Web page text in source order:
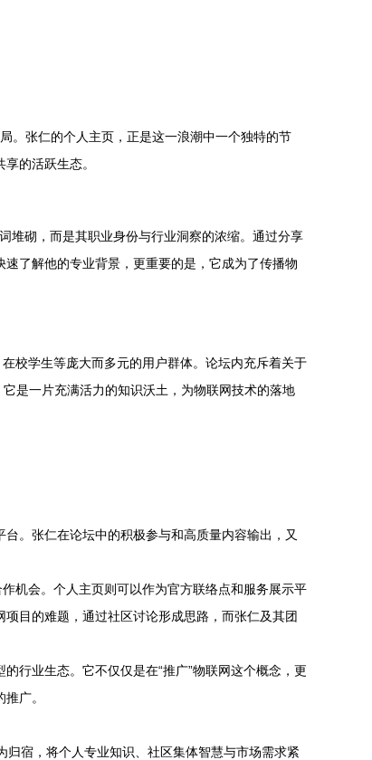
。张仁的个人主页，正是这一浪潮中一个独特的节
的活跃生态。
堆砌，而是其职业身份与行业洞察的浓缩。通过分享
了解他的专业背景，更重要的是，它成为了传播物
校学生等庞大而多元的用户群体。论坛内充斥着关于
是一片充满活力的知识沃土，为物联网技术的落地
。张仁在论坛中的积极参与和高质量内容输出，又
机会。个人主页则可以作为官方联络点和服务展示平
目的难题，通过社区讨论形成思路，而张仁及其团
行业生态。它不仅仅是在“推广”物联网这个概念，更
广。
归宿，将个人专业知识、社区集体智慧与市场需求紧